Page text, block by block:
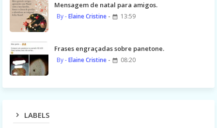
Mensagem de natal para amigos.
Elaine Cristine 13:59
Frases engraçadas sobre panetone.
Elaine Cristine 08:20
LABELS